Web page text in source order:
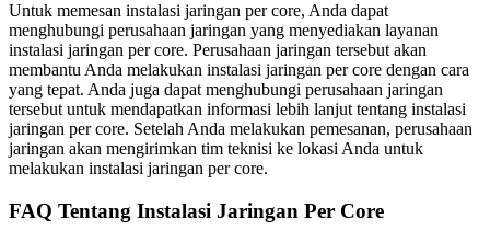
Untuk memesan instalasi jaringan per core, Anda dapat
menghubungi perusahaan jaringan yang menyediakan layanan
instalasi jaringan per core. Perusahaan jaringan tersebut akan
membantu Anda melakukan instalasi jaringan per core dengan cara
yang tepat. Anda juga dapat menghubungi perusahaan jaringan
tersebut untuk mendapatkan informasi lebih lanjut tentang instalasi
jaringan per core. Setelah Anda melakukan pemesanan, perusahaan
jaringan akan mengirimkan tim teknisi ke lokasi Anda untuk
melakukan instalasi jaringan per core.
FAQ Tentang Instalasi Jaringan Per Core